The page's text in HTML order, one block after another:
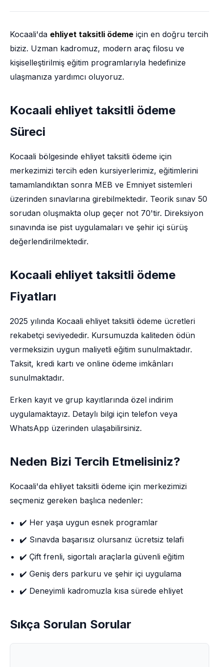
Kocaali'da ehliyet taksitli ödeme için en doğru tercih
biziz. Uzman kadromuz, modern araç filosu ve
kişiselleştirilmiş eğitim programlarıyla hedefinize
ulaşmanıza yardımcı oluyoruz.
Kocaali ehliyet taksitli ödeme
Süreci
Kocaali bölgesinde ehliyet taksitli ödeme için
merkezimizi tercih eden kursiyerlerimiz, eğitimlerini
tamamlandıktan sonra MEB ve Emniyet sistemleri
üzerinden sınavlarına girebilmektedir. Teorik sınav 50
sorudan oluşmakta olup geçer not 70'tir. Direksiyon
sınavında ise pist uygulamaları ve şehir içi sürüş
değerlendirilmektedir.
Kocaali ehliyet taksitli ödeme
Fiyatları
2025 yılında Kocaali ehliyet taksitli ödeme ücretleri
rekabetçi seviyededir. Kursumuzda kaliteden ödün
vermeksizin uygun maliyetli eğitim sunulmaktadır.
Taksit, kredi kartı ve online ödeme imkânları
sunulmaktadır.
Erken kayıt ve grup kayıtlarında özel indirim
uygulamaktayız. Detaylı bilgi için telefon veya
WhatsApp üzerinden ulaşabilirsiniz.
Neden Bizi Tercih Etmelisiniz?
Kocaali'da ehliyet taksitli ödeme için merkezimizi
seçmeniz gereken başlıca nedenler:
✔️ Her yaşa uygun esnek programlar
✔️ Sınavda başarısız olursanız ücretsiz telafi
✔️ Çift frenli, sigortalı araçlarla güvenli eğitim
✔️ Geniş ders parkuru ve şehir içi uygulama
✔️ Deneyimli kadromuzla kısa sürede ehliyet
Sıkça Sorulan Sorular